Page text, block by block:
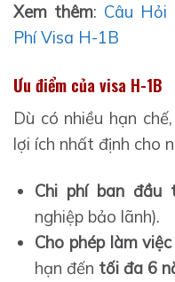
Xem thêm: Câu Hỏi
Phí Visa H-1B
Ưu điểm của visa H-1B
Dù có nhiều hạn
lợi ích nhất định cho
Chi phí ban đầu
nghiệp bảo lãnh).
Cho phép làm
hạn đến tối đa 6